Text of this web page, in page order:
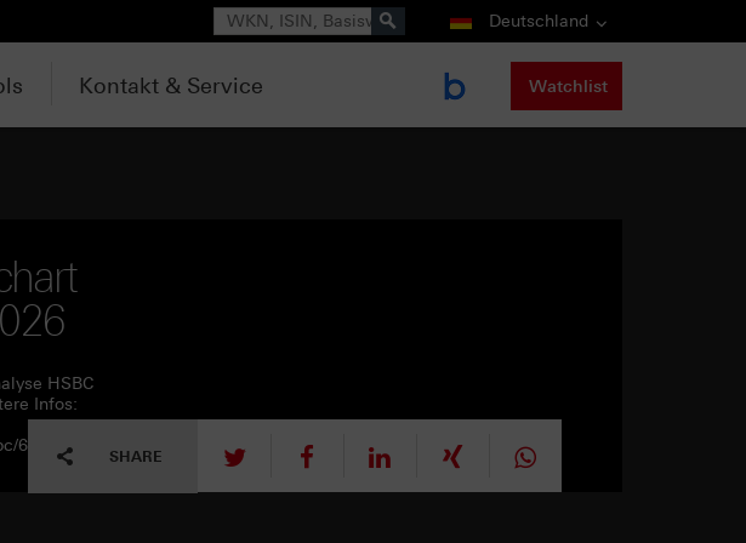
Suche Deutschland
Kontakt & Service Watchlist
HSBC
Infos:
6057RHNn1
SHARE tweet mitteilen